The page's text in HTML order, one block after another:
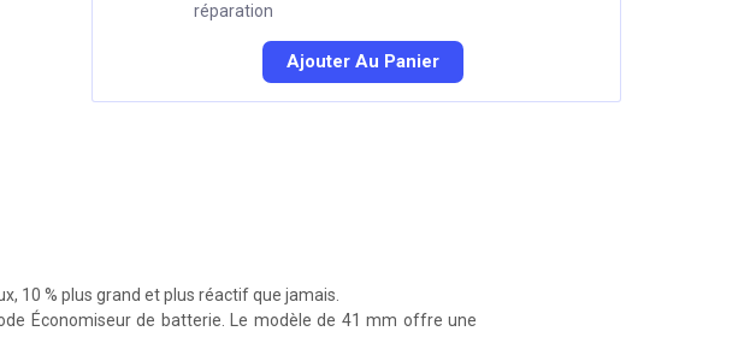
réparation
Ajouter Au Panier
10 % plus grand et plus réactif que jamais.
Économiseur de batterie. Le modèle de 41 mm offre une